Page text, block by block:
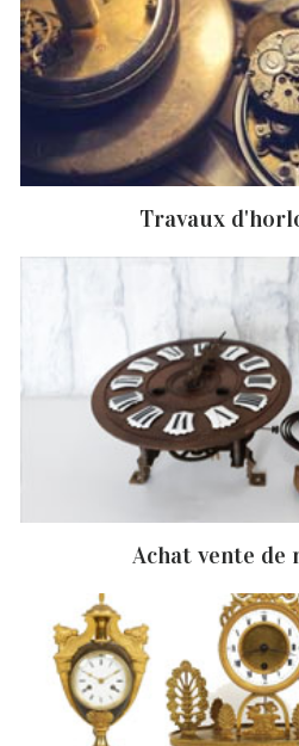
Travaux
Achat vente de